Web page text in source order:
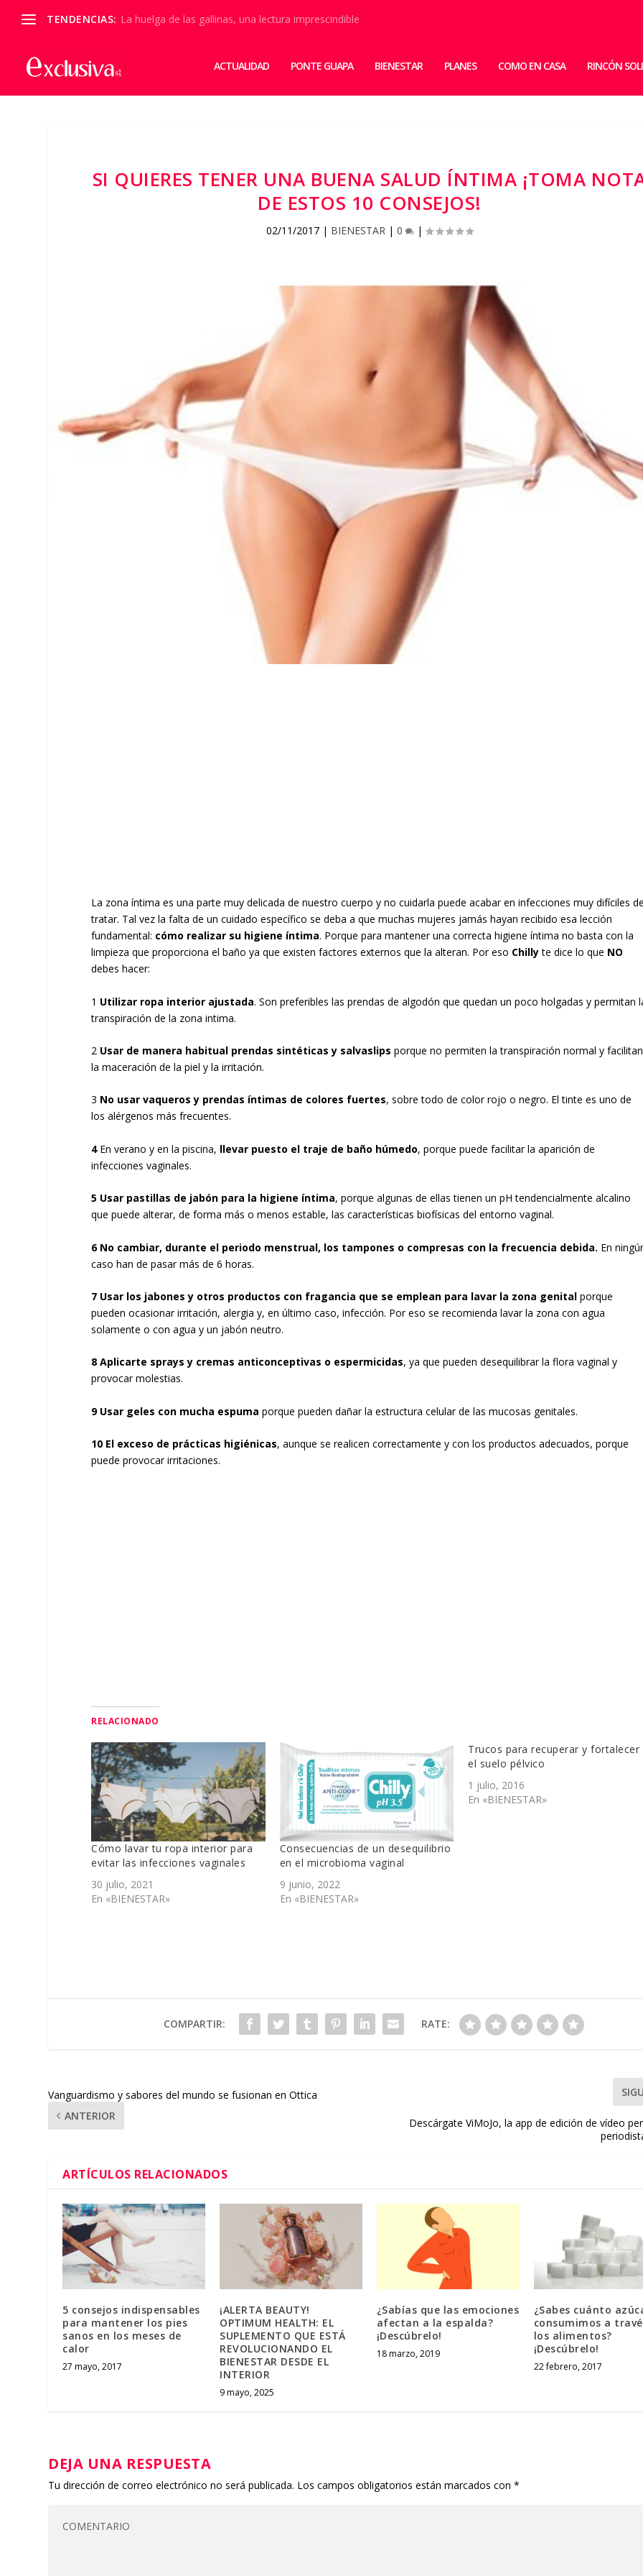
TENDENCIAS: La huelga de las gallinas, una lectura imprescindible
ACTUALIDAD PONTE GUAPA BIENESTAR PLANES COMO EN CASA RINCÓN
SI QUIERES TENER UNA BUENA SALUD ÍNTIMA ¡TOMA
DE ESTOS 10 CONSEJOS!
02/11/2017| BIENESTAR| 0 |
La zona íntima es una parte muy delicada de nuestro cuerpo y no cuidarla puede acabar en infecciones muy difíciles
tratar. Tal vez la falta de un cuidado específico se deba a que muchas mujeres jamás hayan recibido esa lección
fundamental: cómo realizar su higiene íntima. Porque para mantener una correcta higiene íntima no basta con la
limpieza que proporciona el baño ya que existen factores externos que la alteran. Por eso Chillyte dice lo que NO
debes hacer:
1 Utilizar ropa interior ajustada. Son preferibles las prendas de algodón que quedan un poco holgadas y permitan
transpiración de la zona intima.
2 Usar de manera habitual prendas sintéticas y salvaslips porque no permiten la transpiración normal y facilitan
la maceración de la piel y la irritación.
3 No usar vaqueros y prendas íntimas de colores fuertes, sobre todo de color rojo o negro. El tinte es uno de
los alérgenos más frecuentes.
4En verano y en la piscina, llevar puesto el traje de baño húmedo, porque puede facilitar la aparición de
infecciones vaginales.
5 Usar pastillas de jabón para la higiene íntima, porque algunas de ellas tienen un pH tendencialmente alcalino
que puede alterar, de forma más o menos estable, las características biofísicas del entorno vaginal.
6 No cambiar, durante el periodo menstrual, los tampones o compresas con la frecuencia debida. En
caso han de pasar más de 6 horas.
7 Usar los jabones y otros productos con fragancia que se emplean para lavar la zona genital porque
pueden ocasionar irritación, alergia y, en último caso, infección. Por eso se recomienda lavar la zona con agua
solamente o con agua y un jabón neutro.
8 Aplicarte sprays y cremas anticonceptivas o espermicidas, ya que pueden desequilibrar la flora vaginal y
provocar molestias.
9 Usar geles con mucha espuma porque pueden dañar la estructura celular de las mucosas genitales.
10 El exceso de prácticas higiénicas, aunque se realicen correctamente y con los productos adecuados, porque
puede provocar irritaciones.
RELACIONADO
Cómo lavar tu ropa interior para
evitar las infecciones vaginales
30 julio, 2021
En «BIENESTAR»
Consecuencias de un desequilibrio
en el microbioma vaginal
9 junio, 2022
En «BIENESTAR»
Trucos para recuperar y fortalecer
el suelo pélvico
1 julio, 2016
En «BIENESTAR»
COMPARTIR: RATE:
Vanguardismo y sabores del mundo se fusionan en Ottica
ANTERIOR
Descárgate ViMoJo, la app de edición de vídeo
ARTÍCULOS RELACIONADOS
5 consejos indispensables
para mantener los pies
sanos en los meses de
calor
27 mayo, 2017
¡ALERTA BEAUTY!
OPTIMUM HEALTH: EL
SUPLEMENTO QUE ESTÁ
REVOLUCIONANDO EL
BIENESTAR DESDE EL
INTERIOR
9 mayo, 2025
¿Sabías que las emociones
afectan a la espalda?
¡Descúbrelo!
18 marzo, 2019
¿Sabes cuánto
consumimos a
los alimentos?
¡Descúbrelo!
22 febrero, 2017
DEJA UNA RESPUESTA
Tu dirección de correo electrónico no será publicada. Los campos obligatorios están marcados con*